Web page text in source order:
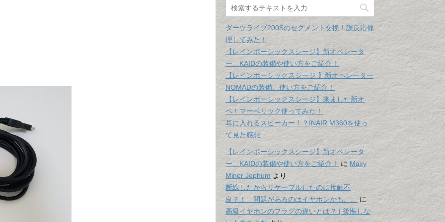
ダーツライブ200Sのセグメント交換！誤反応修
理してみた！
【レインボーシックスシージ】新オペレータ
ー、KAIDの装備や使い方をご紹介！
【レインボーシックスシージ 】新オペレーター
NOMADの装備、使い方をご紹介！
【レインボーシックスシージ】来ました新オ
ペ！マーベリック使ってみた！
耳に入れるスピーカー！？INAIR M360を使っ
て見た感想
【レインボーシックスシージ】新オペレータ
ー、KAIDの装備や使い方をご紹介！
に Maxy
Miner Jephum より
断線したからリケーブルしたのに接触不
良？！ 問題があるのはイヤホンかも。。
に
高級イヤホンのプラグの違いとは？ | 後悔しな